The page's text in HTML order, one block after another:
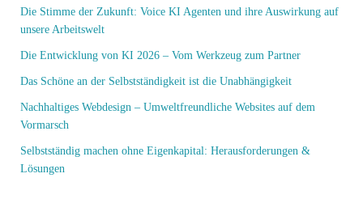
Die Stimme der Zukunft: Voice KI Agenten und ihre Auswirkung auf
unsere Arbeitswelt
Die Entwicklung von KI 2026 – Vom Werkzeug zum Partner
Das Schöne an der Selbstständigkeit ist die Unabhängigkeit
Nachhaltiges Webdesign – Umweltfreundliche Websites auf dem
Vormarsch
Selbstständig machen ohne Eigenkapital: Herausforderungen &
Lösungen